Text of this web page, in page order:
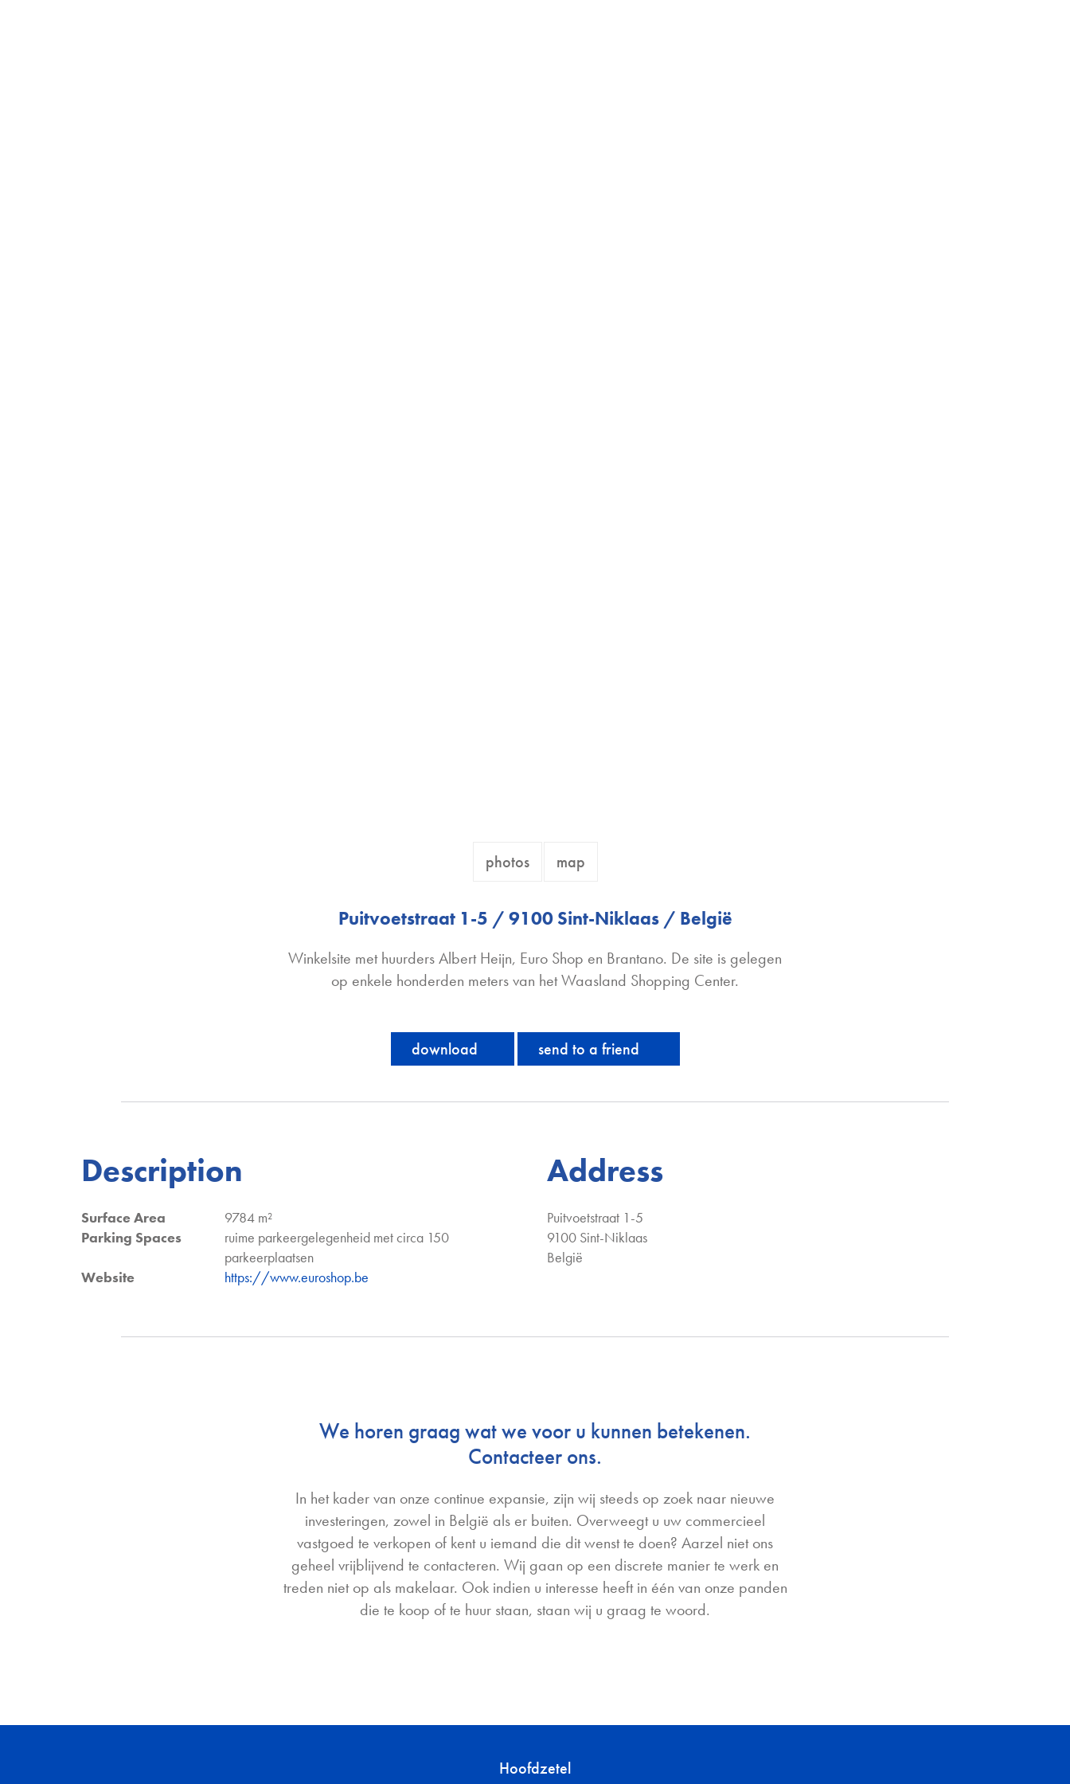
photos map
Puitvoetstraat 1-5 / 9100 Sint-Niklaas / België
Winkelsite met huurders Albert Heijn, Euro Shop en Brantano. De site is gelegen
op enkele honderden meters van het Waasland Shopping Center.
download send to a friend
Description
Surface Area
9784 m²
Parking Spaces
ruime parkeergelegenheid met circa 150
parkeerplaatsen
Website
https://www.euroshop.be
Address
Puitvoetstraat 1-5
9100 Sint-Niklaas
België
We horen graag wat we voor u kunnen betekenen.
Contacteer ons.
In het kader van onze continue expansie, zijn wij steeds op zoek naar nieuwe
investeringen, zowel in België als er buiten. Overweegt u uw commercieel
vastgoed te verkopen of kent u iemand die dit wenst te doen? Aarzel niet ons
geheel vrijblijvend te contacteren. Wij gaan op een discrete manier te werk en
treden niet op als makelaar. Ook indien u interesse heeft in één van onze panden
die te koop of te huur staan, staan wij u graag te woord.
Hoofdzetel